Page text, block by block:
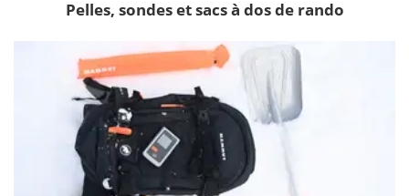
Pelles, sondes et sacs à dos de rando